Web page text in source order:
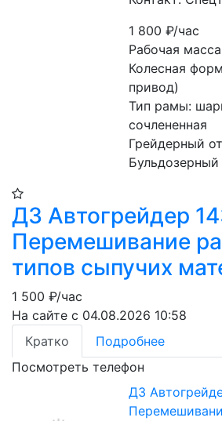
1 800₽/час
Рабочая
Колесная
привод)
Тип рамы:
сочлененная
Грейдерный
Бульдозерный
ДЗ Автогрейдер
Перемешивание
типов сыпучих
1 500 ₽/час
На сайте с 04.08.2026 10:58
Кратко
Подробнее
Посмотреть телефон
ДЗ